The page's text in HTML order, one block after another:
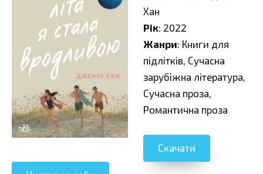
Хан
Рік: 2022
Жанри: Книги для
підлітків, Сучасна
зарубіжна література,
Сучасна проза,
Романтична проза
Скачати